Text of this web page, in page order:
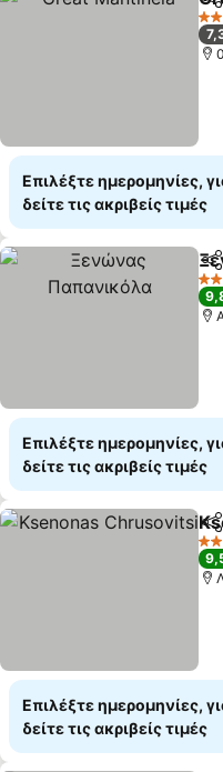
4
Επιλέξτε ημερομηνίες,
δείτε τις ακριβείς τιμές
3
Επιλέξτε ημερομηνίες,
δείτε τις ακριβείς τιμές
4
Επιλέξτε ημερομηνίες,
δείτε τις ακριβείς τιμές